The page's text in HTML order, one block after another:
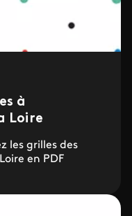
à
Loire
les grilles des
en PDF